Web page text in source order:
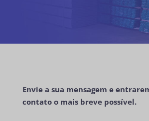
Envie a sua mensagem e
contato o mais breve possível.